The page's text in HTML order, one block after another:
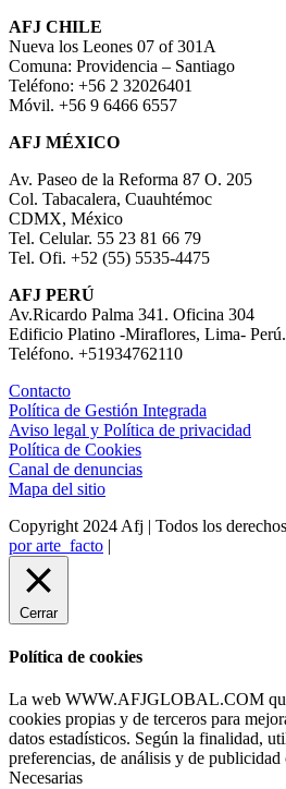
AFJ CHILE
Nueva los Leones 07 of 301A
Comuna: Providencia – Santiago
Teléfono: +56 2 32026401
Móvil. +56 9 6466 6557
AFJ MÉXICO
Av. Paseo de la Reforma 87 O. 205
Col. Tabacalera, Cuauhtémoc
CDMX, México
Tel. Celular. 55 23 81 66 79
Tel. Ofi. +52 (55) 5535-4475
AFJ PERÚ
Av.Ricardo Palma 341. Oficina 304
Edificio Platino -Miraflores, Lima- Perú.
Teléfono. +51934762110
Contacto
Política de Gestión Integrada
Aviso legal y Política de privacidad
Política de Cookies
Canal de denuncias
Mapa del sitio
Copyright 2024 Afj | Todos los
por arte_facto |
Cerrar
Política de cookies
La web WWW.AFJGLOBAL.COM
cookies propias y de terceros para
datos estadísticos. Según la finalidad,
preferencias, de análisis y de publicidad
Necesarias